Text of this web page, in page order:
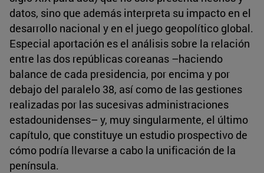
datos, sino que además interpreta su impacto en el
desarrollo nacional y en el juego geopolítico global.
Especial aportación es el análisis sobre la relación
entre las dos repúblicas coreanas –haciendo
balance de cada presidencia, por encima y por
debajo del paralelo 38, así como de las gestiones
realizadas por las sucesivas administraciones
estadounidenses– y, muy singularmente, el último
capítulo, que constituye un estudio prospectivo de
cómo podría llevarse a cabo la unificación de la
península.